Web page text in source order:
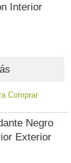
Interior
Comprar
Negro
Exterior